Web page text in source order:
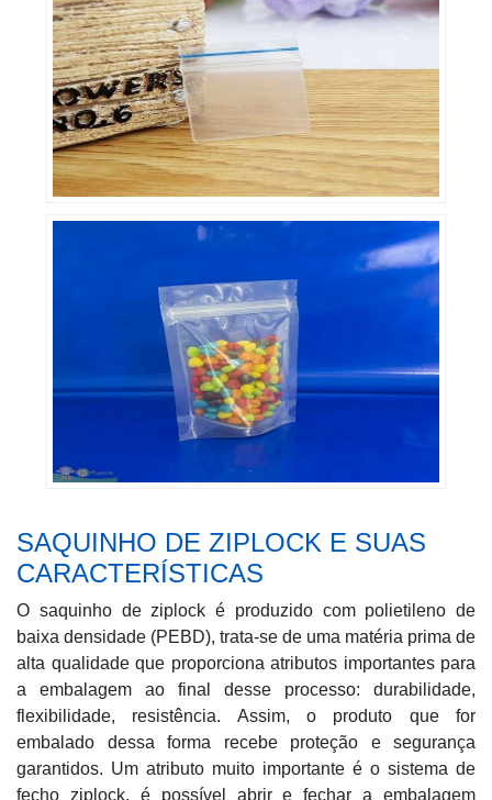
SAQUINHO DE ZIPLOCK E SUAS
CARACTERÍSTICAS
O saquinho de ziplock é produzido com polietileno de
baixa densidade (PEBD), trata-se de uma matéria prima de
alta qualidade que proporciona atributos importantes para
a embalagem ao final desse processo: durabilidade,
flexibilidade, resistência. Assim, o produto que for
embalado dessa forma recebe proteção e segurança
garantidos. Um atributo muito importante é o sistema de
fecho ziplock, é possível abrir e fechar a embalagem